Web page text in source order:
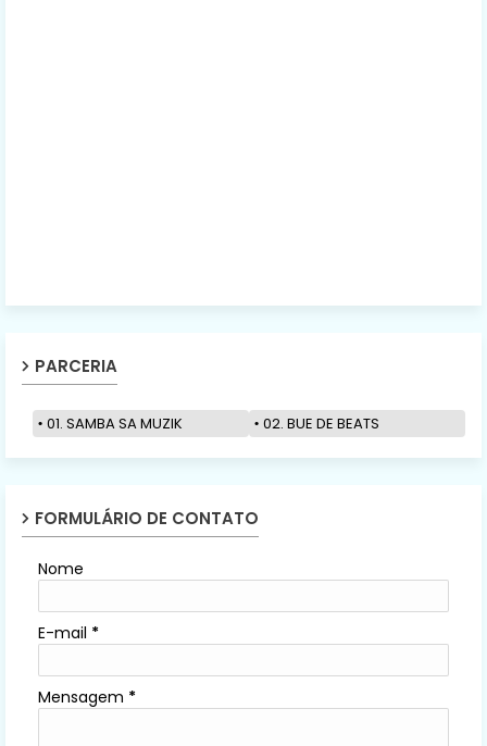
PARCERIA
01. SAMBA SA MUZIK 02. BUE DE BEATS
FORMULÁRIO DE CONTATO
Nome
E-mail *
Mensagem *